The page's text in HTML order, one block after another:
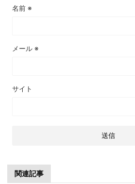
名前 ※
メール ※
サイト
関連記事